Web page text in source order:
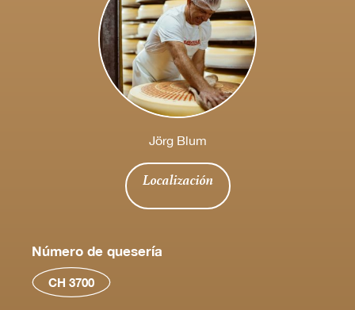
Jörg Blum
Localización
Número de quesería
CH 3700